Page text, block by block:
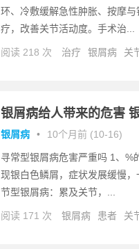
环、冷敷缓解急性肿胀、按摩
疗，改善关节活动度。手术治...
阅读 218 次 治疗 银屑病 关
银屑病给人带来的危害
银屑病 • 10个月前 (10-16)
寻常型银屑病危害严重吗 1、%
现银白色鳞屑，症状发展缓慢
节型银屑病：累及关节，...
阅读 171 次 银屑病 患者 关